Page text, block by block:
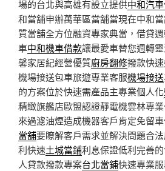
場的台北與高雄有設立提供中和汽
和當舖申辦萬華區當舖當現在中和
質當舗全方位融資專家典當，借貸
車中和機車借款讓最愛車替您週轉
馨家居紀經營優質廚房翻修撥款快
機場接送包車旅遊專業客服機場接送
的方案位於快速需產品主專業個人化
精緻旗艦店歐盟認證靜電機雲林專
來過濾油煙造成機器客戶肯定免留
當舖要瞭解客戶需求並解決問題合
利快速土城當鋪利息保證低利完善
人貸款撥款專案台北當鋪快速專業